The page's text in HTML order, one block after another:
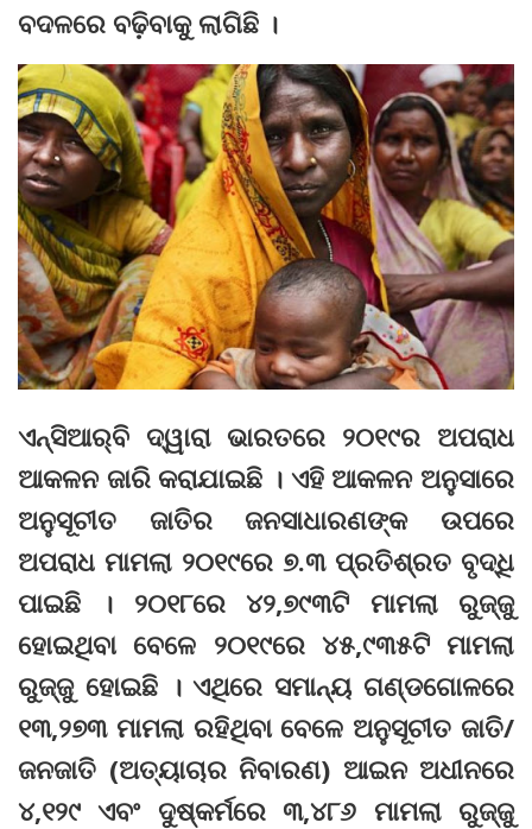
ବଦଳରେ ବଢ଼ିବାକୁ ଲାଗିଛି ।
ଏନ୍‌ସିଆର୍‌ବି ଦ୍ୱାରା ଭାରତରେ ୨୦୧୯ର ଅପରାଧ
ଆକଳନ ଜାରି କରାଯାଇଛି । ଏହି ଆକଳନ ଅନୁସାରେ
ଅନୁସୂଚୀତ ଜାତିର ଜନସାଧାରଣଙ୍କ ଉପରେ
ଅପରାଧ ମାମଲା ୨୦୧୯ରେ ୭.୩ ପ୍ରତିଶ୍ରତ ବୃଦ୍ଧି
ପାଇଛି । ୨୦୧୮ରେ ୪୨,୭୯୩ଟି ମାମଲା ରୁଜ୍ଜୁ
ହୋଇଥିବା ବେଳେ ୨୦୧୯ରେ ୪୫,୯୩୫ଟି ମାମଲା
ରୁଜ୍ଜୁ ହୋଇଛି । ଏଥିରେ ସମାନ୍ୟ ଗଣ୍ଡଗୋଳରେ
୧୩,୨୭୩ ମାମଲା ରହିଥିବା ବେଳେ ଅନୁସୂଚୀତ ଜାତି/
ଜନଜାତି (ଅତ୍ୟାଚାର ନିବାରଣ) ଆଇନ ଅଧୀନରେ
୪,୧୨୯ ଏବଂ ଦୁଷ୍କର୍ମରେ ୩,୪୮୬ ମାମଲା ରୁଜ୍ଜୁ